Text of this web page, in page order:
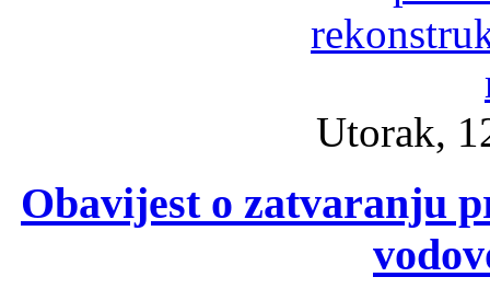
Utorak,
Obavijest o zatvaranju